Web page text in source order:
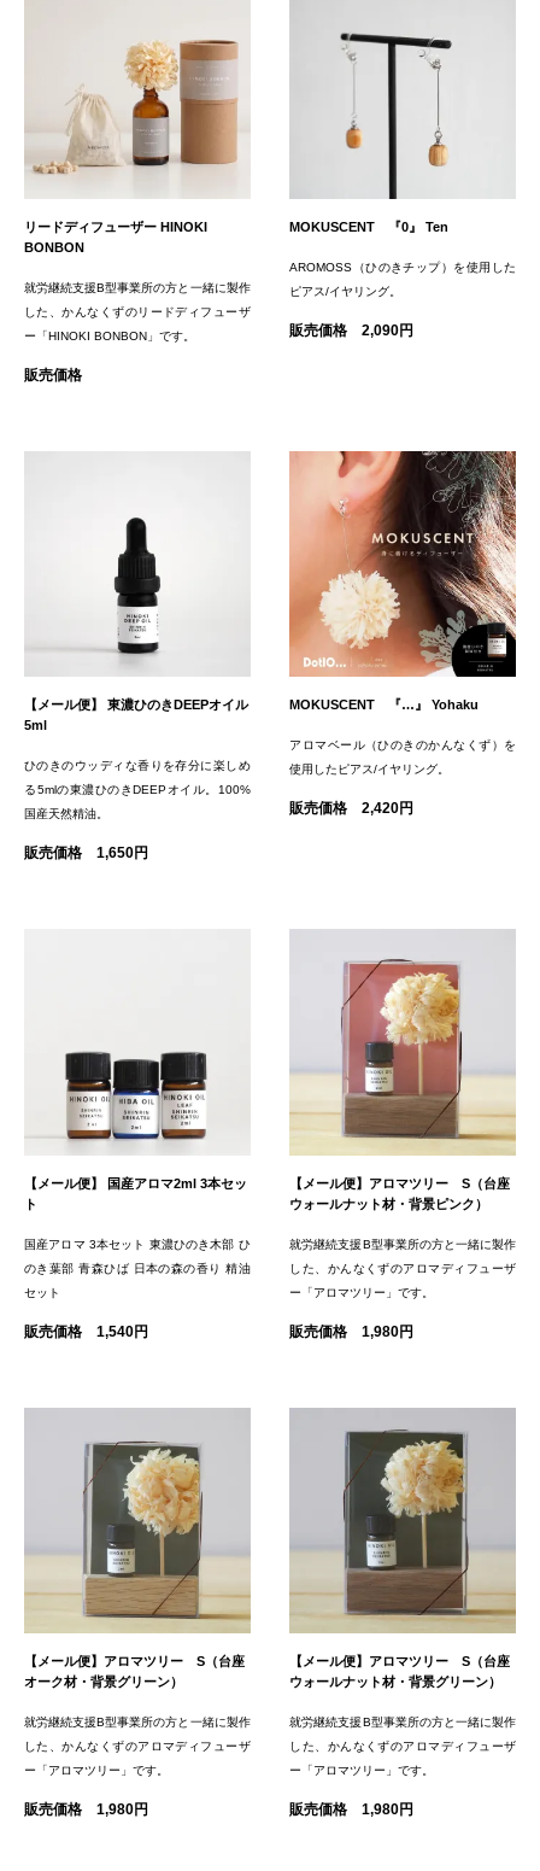
リードディフューザー HINOKI
BONBON
就労継続支援B型事業所の方と一緒に製作
した、かんなくずのリードディフューザ
ー「HINOKI BONBON」です。
販売価格
MOKUSCENT 『0』 Ten
AROMOSS（ひのきチップ）を使用した
ピアス/イヤリング。
販売価格 2,090円
【メール便】 東濃ひのきDEEPオイル
5ml
ひのきのウッディな香りを存分に楽しめ
る5mlの東濃ひのきDEEPオイル。100%
国産天然精油。
販売価格 1,650円
MOKUSCENT 『…』 Yohaku
アロマベール（ひのきのかんなくず）を
使用したピアス/イヤリング。
販売価格 2,420円
【メール便】 国産アロマ2ml 3本セッ
ト
国産アロマ 3本セット 東濃ひのき木部 ひ
のき葉部 青森ひば 日本の森の香り 精油
セット
販売価格 1,540円
【メール便】アロマツリー S（台座
ウォールナット材・背景ピンク）
就労継続支援B型事業所の方と一緒に製作
した、かんなくずのアロマディフューザ
ー「アロマツリー」です。
販売価格 1,980円
【メール便】アロマツリー S（台座
オーク材・背景グリーン）
就労継続支援B型事業所の方と一緒に製作
した、かんなくずのアロマディフューザ
ー「アロマツリー」です。
販売価格 1,980円
【メール便】アロマツリー S（台座
ウォールナット材・背景グリーン）
就労継続支援B型事業所の方と一緒に製作
した、かんなくずのアロマディフューザ
ー「アロマツリー」です。
販売価格 1,980円